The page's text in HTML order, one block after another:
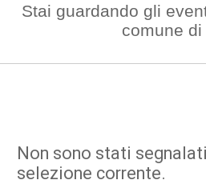
Stai guardando gli
comune
Non sono stati
selezione corrente.